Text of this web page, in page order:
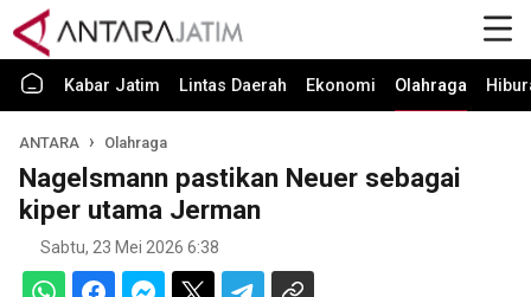
Kabar Jatim Lintas Daerah Ekonomi Olahraga
ANTARA Olahraga
Nagelsmann pastikan Neuer sebagai
kiper utama Jerman
Sabtu, 23 Mei 2026 6:38